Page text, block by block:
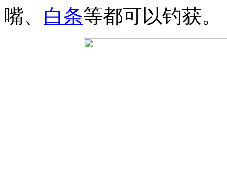
嘴、 白条等都可以钓获。